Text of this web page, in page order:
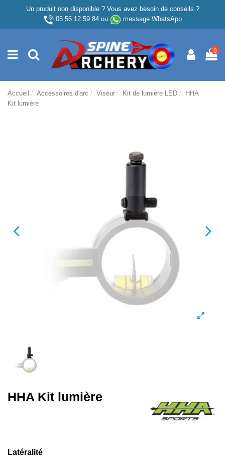
Un produit non disponible ? Vous avez besoin de conseils ?
05 56 12 59 84ou message WhatsApp
0
Accueil Accessoires d'arc Viseur Kit de lumière LED
HHA
Kit lumière
HHA Kit lumière
Latéralité